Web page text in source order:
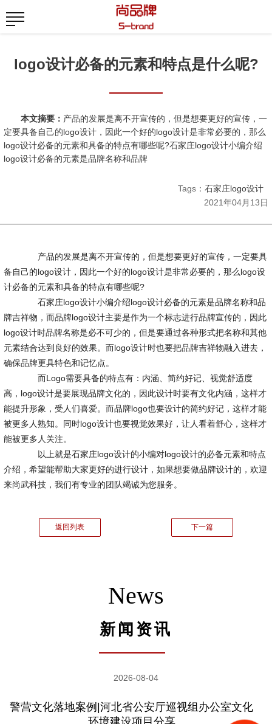
logo设计必备的元素和特点是什么呢?
本文摘要： 产品的发展是离不开宣传的，但是想要更好的宣传，一
定要具备自己的logo设计，因此一个好的logo设计是非常必要的，那么
logo设计必备的元素和具备的特点有哪些呢?石家庄logo设计小编介绍
logo设计必备的元素是品牌名称和品牌
Tags： 石家庄logo设计
2021年04月13日
产品的发展是离不开宣传的，但是想要更好的宣传，一定要具
备自己的logo设计，因此一个好的logo设计是非常必要的，那么logo设
计必备的元素和具备的特点有哪些呢?
石家庄logo设计小编介绍logo设计必备的元素是品牌名称和品
牌吉祥物，而品牌logo设计主要是作为一个标志进行品牌宣传的，因此
logo设计时品牌名称是必不可少的，但是要通过各种形式把名称和其他
元素结合达到良好的效果。而logo设计时也要把品牌吉祥物融入进去，
确保品牌更具特色和记忆点。
而Logo需要具备的特点有：内涵、简约好记、视觉舒适度
高，logo设计是要展现品牌文化的，因此设计时要有文化内涵，这样才
能提升形象，受人们喜爱。而品牌logo也要设计的简约好记，这样才能
被更多人熟知。同时logo设计也要视觉效果好，让人看着舒心，这样才
能被更多人关注。
以上就是石家庄logo设计的小编对logo设计的必备元素和特点
介绍，希望能帮助大家更好的进行设计，如果想要做品牌设计的，欢迎
来尚武科技，我们有专业的团队竭诚为您服务。
返回列表 下一篇
News
新闻资讯
2026-08-04
警营文化落地案例|河北省公安厅巡视组办公室文化